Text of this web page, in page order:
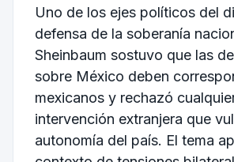
Uno de los ejes políticos del
defensa de la soberanía
Sheinbaum sostuvo que las
sobre México deben
mexicanos y rechazó
intervención extranjera que
autonomía del país. El tema